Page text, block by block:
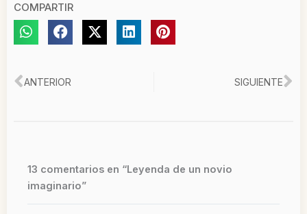
COMPARTIR
Ant
ANTERIOR SIGUIENTE
13 comentarios en “Leyenda de un novio
imaginario”